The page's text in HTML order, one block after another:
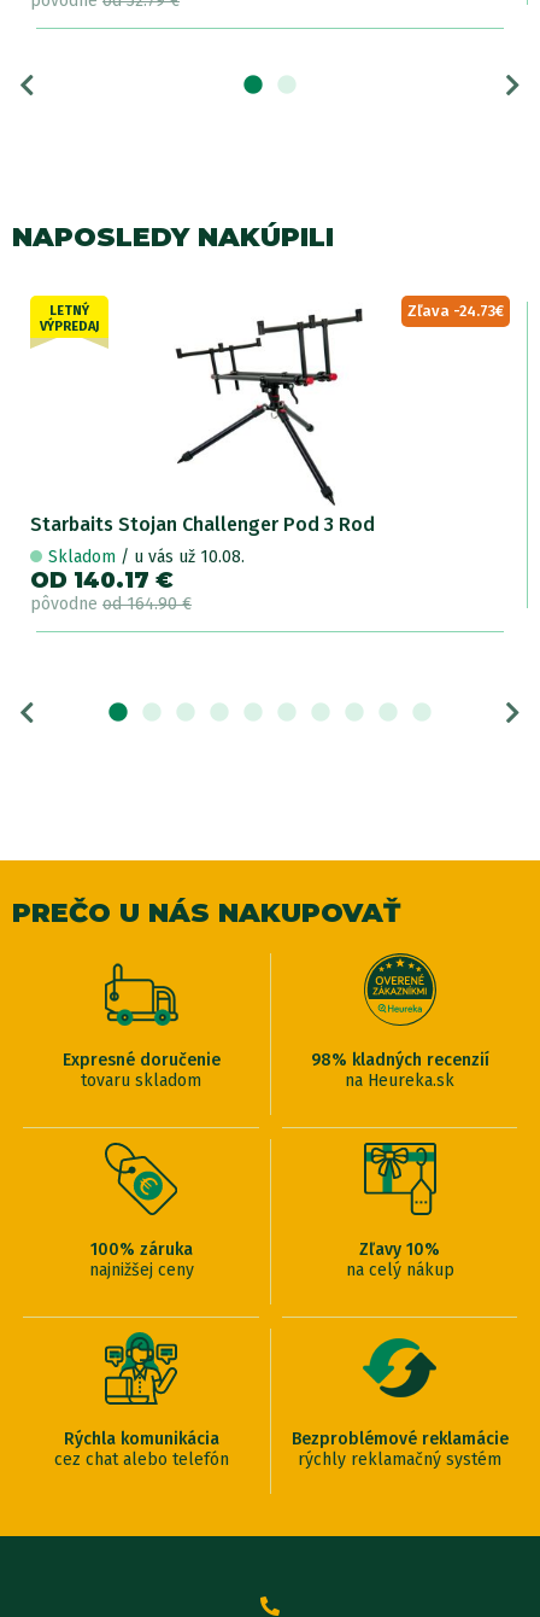
NAPOSLEDY NAKÚPILI
LETNÝ
VÝPREDAJ
Zľava -24.73€
Starbaits Stojan Challenger Pod 3 Rod
Skladom / u vás už 10.08.
OD 140.17 €
pôvodne od 164.90 €
PREČO U NÁS NAKUPOVAŤ
Expresné doručenie
tovaru skladom
98% kladných recenzií
na Heureka.sk
100% záruka
najnižšej ceny
Zľavy 10%
na celý nákup
Rýchla komunikácia
cez chat alebo telefón
Bezproblémové reklamácie
rýchly reklamačný systém